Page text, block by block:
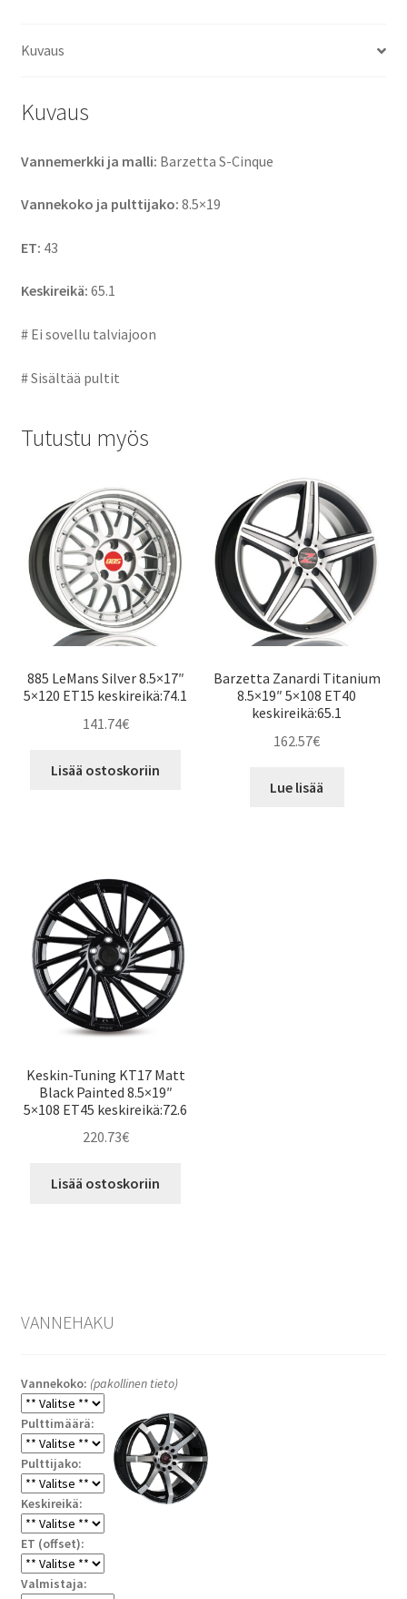
o
Kuvaus
Kuvaus
Vannemerkki ja malli: Barzetta S-Cinque
Vannekoko ja pulttijako: 8.5×19
ET: 43
Keskireikä: 65.1
# Ei sovellu talviajoon
# Sisältää pultit
Tutustu myös
885 LeMans Silver 8.5×17″
5×120 ET15 keskireikä:74.1
141.74€
Lisää ostoskoriin
Barzetta Zanardi Titanium
8.5×19″ 5×108 ET40
keskireikä:65.1
162.57€
Lue lisää
Keskin-Tuning KT17 Matt
Black Painted 8.5×19″
5×108 ET45 keskireikä:72.6
220.73€
Lisää ostoskoriin
VANNEHAKU
Vannekoko: (pakollinen tieto)
Pulttimäärä:
Pulttijako:
Keskireikä:
ET (offset):
Valmistaja: